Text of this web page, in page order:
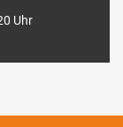
Uhr